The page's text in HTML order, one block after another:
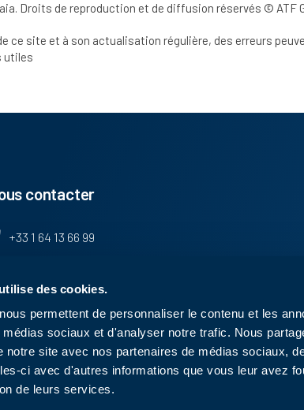
des cookies.
permettent de personnaliser le contenu et les
sociaux et d'analyser notre trafic. Nous
notre site avec nos partenaires de médias sociaux,
ci avec d'autres informations que vous leur avez
de leurs services.
Droits de reproduction et de diffusion réservés © ATF
ce site et à son actualisation régulière, des erreurs
utiles
contacter
+33 1 64 13 66 99
564 rue de la Motte
Moissy-Cramayel